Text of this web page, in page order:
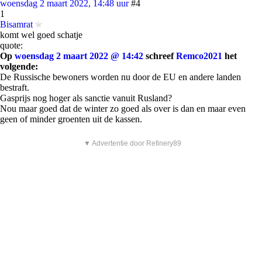
woensdag 2 maart 2022, 14:48 uur #4
1
Bisamrat
komt wel goed schatje
quote:
Op woensdag 2 maart 2022 @ 14:42 schreefRemco2021 het
volgende:
De Russische bewoners worden nu door de EU en andere landen
bestraft.
Gasprijs nog hoger als sanctie vanuit Rusland?
Nou maar goed dat de winter zo goed als over is dan en maar even
geen of minder groenten uit de kassen.
▼ Advertentie door Refinery89